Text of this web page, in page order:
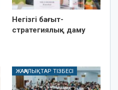
Негізгі бағыт-
стратегиялық даму
ЖАҢАЛЫҚТАР ТІЗБЕСІ